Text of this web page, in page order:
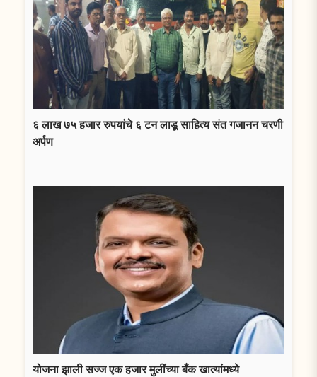
६ लाख ७५ हजार रुपयांचे ६ टन लाडू साहित्य संत गजानन चरणी
अर्पण
योजना झाली सज्ज एक हजार मुलींच्या बँक खात्यांमध्ये